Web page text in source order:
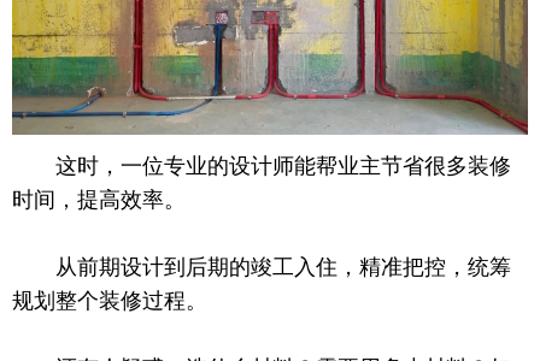
这时，一位专业的设计师能帮业主节省很多装修
时间，提高效率。
从前期设计到后期的竣工入住，精准把控，统筹
规划整个装修过程。